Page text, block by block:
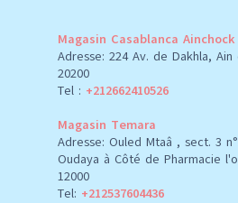
Magasin Casablanca Ainchock
Adresse: 224 Av. de Dakhla, Ain
20200
Tel : +212662410526
Magasin Temara
Adresse: Ouled Mtaâ , sect. 3
Oudaya à Côté de Pharmacie
12000
Tel: +212537604436